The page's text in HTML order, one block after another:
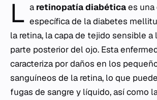
L a retinopatía diabéticaes
específica de la diabetes
la retina, la capa de tejido sensible a
parte posterior del ojo. Esta
caracteriza por daños en los
sanguíneos de la retina, lo que
fugas de sangre y líquido, así como